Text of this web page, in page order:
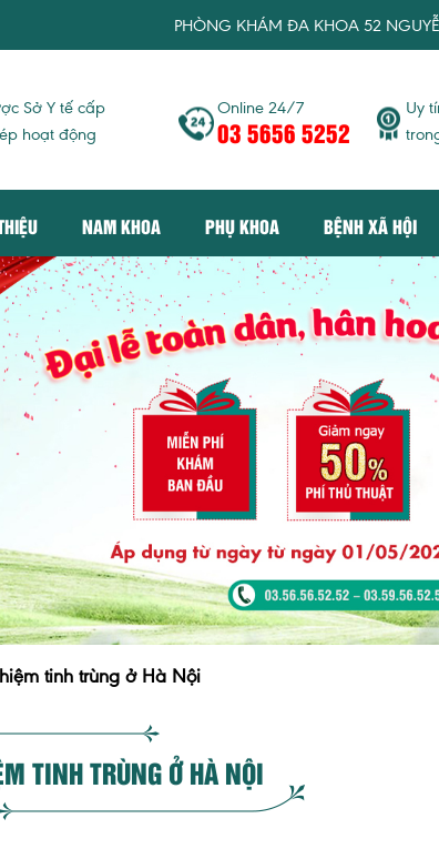
PHÒNG KHÁM ĐA KHOA 52 NGUYỄN TRÃI
Sở Y tế cấp
hoạt động
Online 24/7
03 5656 5252
Uy
NAM KHOA PHỤ KHOA BỆNH XÃ HỘI
tinh trùng ở Hà Nội
TINH TRÙNG Ở HÀ NỘI